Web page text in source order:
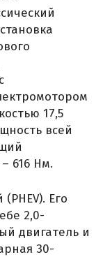
17,5
всей
616 Нм.
Его
2,0-
двигатель и
30-